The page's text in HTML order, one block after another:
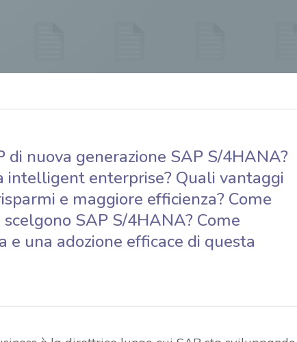
di nuova generazione SAP S/4HANA?
intelligent enterprise? Quali vantaggi
e maggiore efficienza? Come
SAP S/4HANA? Come
e una adozione efficace di questa